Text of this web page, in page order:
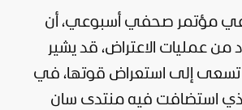
في مؤتمر صحفي أسبوعي، أن
من عمليات الاعتراض، قد يشير
إلى استعراض قوتها، في
استضافت فيه منتدى سان